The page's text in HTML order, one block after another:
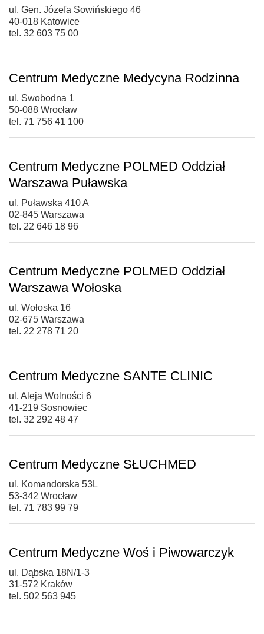
ul. Gen. Józefa Sowińskiego 46
40-018 Katowice
tel. 32 603 75 00
Centrum Medyczne Medycyna Rodzinna
ul. Swobodna 1
50-088 Wrocław
tel. 71 756 41 100
Centrum Medyczne POLMED Oddział
Warszawa Puławska
ul. Puławska 410 A
02-845 Warszawa
tel. 22 646 18 96
Centrum Medyczne POLMED Oddział
Warszawa Wołoska
ul. Wołoska 16
02-675 Warszawa
tel. 22 278 71 20
Centrum Medyczne SANTE CLINIC
ul. Aleja Wolności 6
41-219 Sosnowiec
tel. 32 292 48 47
Centrum Medyczne SŁUCHMED
ul. Komandorska 53L
53-342 Wrocław
tel. 71 783 99 79
Centrum Medyczne Woś i Piwowarczyk
ul. Dąbska 18N/1-3
31-572 Kraków
tel. 502 563 945